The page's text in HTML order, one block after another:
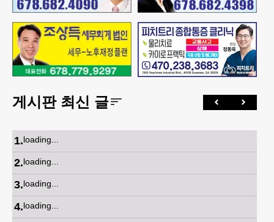
게시판 최신 글
1.loading...
2.loading...
3.loading...
4.loading...